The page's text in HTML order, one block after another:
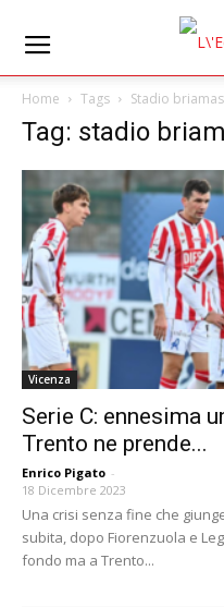
Home Tags Stadio
Tag: stadio
Vicenza
Serie C: ennesima
Trento ne prende...
Enrico Pigato -
18 Dicembre 2023
Una crisi senza fine che
subita, dopo Fiorenzuola e
fondo ma a Trento...